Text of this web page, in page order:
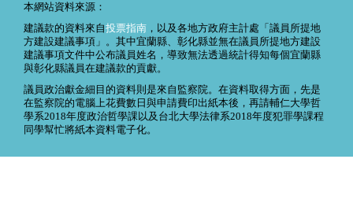
本網站資料來源：
建議款的資料來自投票指南 ，以及各地方政府主計處「議員所提地
方建設建議事項」。其中宜蘭縣、彰化縣並無在議員所提地方建設
建議事項文件中公布議員姓名，導致無法透過統計得知每個宜蘭縣
與彰化縣議員在建議款的貢獻。
議員政治獻金細目的資料則是來自監察院。在資料取得方面，先是
在監察院的電腦上花費數日與申請費印出紙本後，再請輔仁大學哲
學系2018年度政治哲學課以及台北大學法律系2018年度犯罪學課程
同學幫忙將紙本資料電子化。